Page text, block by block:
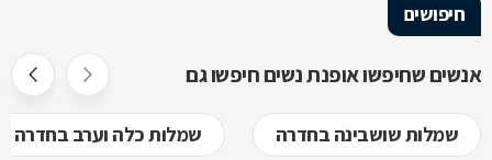
חיפושים
אנשים שחיפשו אופנת נשים חיפשו גם
שמלות שושבינה בחדרה שמלות כלה וערב בחדרה